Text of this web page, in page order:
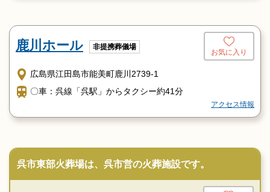
鹿川ホール 非提携葬儀場
お気に入り
広島県江田島市能美町鹿川2739-1
〇車：呉線「呉駅」からタクシー約41分
アクセス情報
呉市東部火葬場は、呉市営の火葬施設です。